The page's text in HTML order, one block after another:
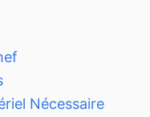
Nécessaire